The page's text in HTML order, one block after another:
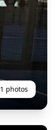
1 photos